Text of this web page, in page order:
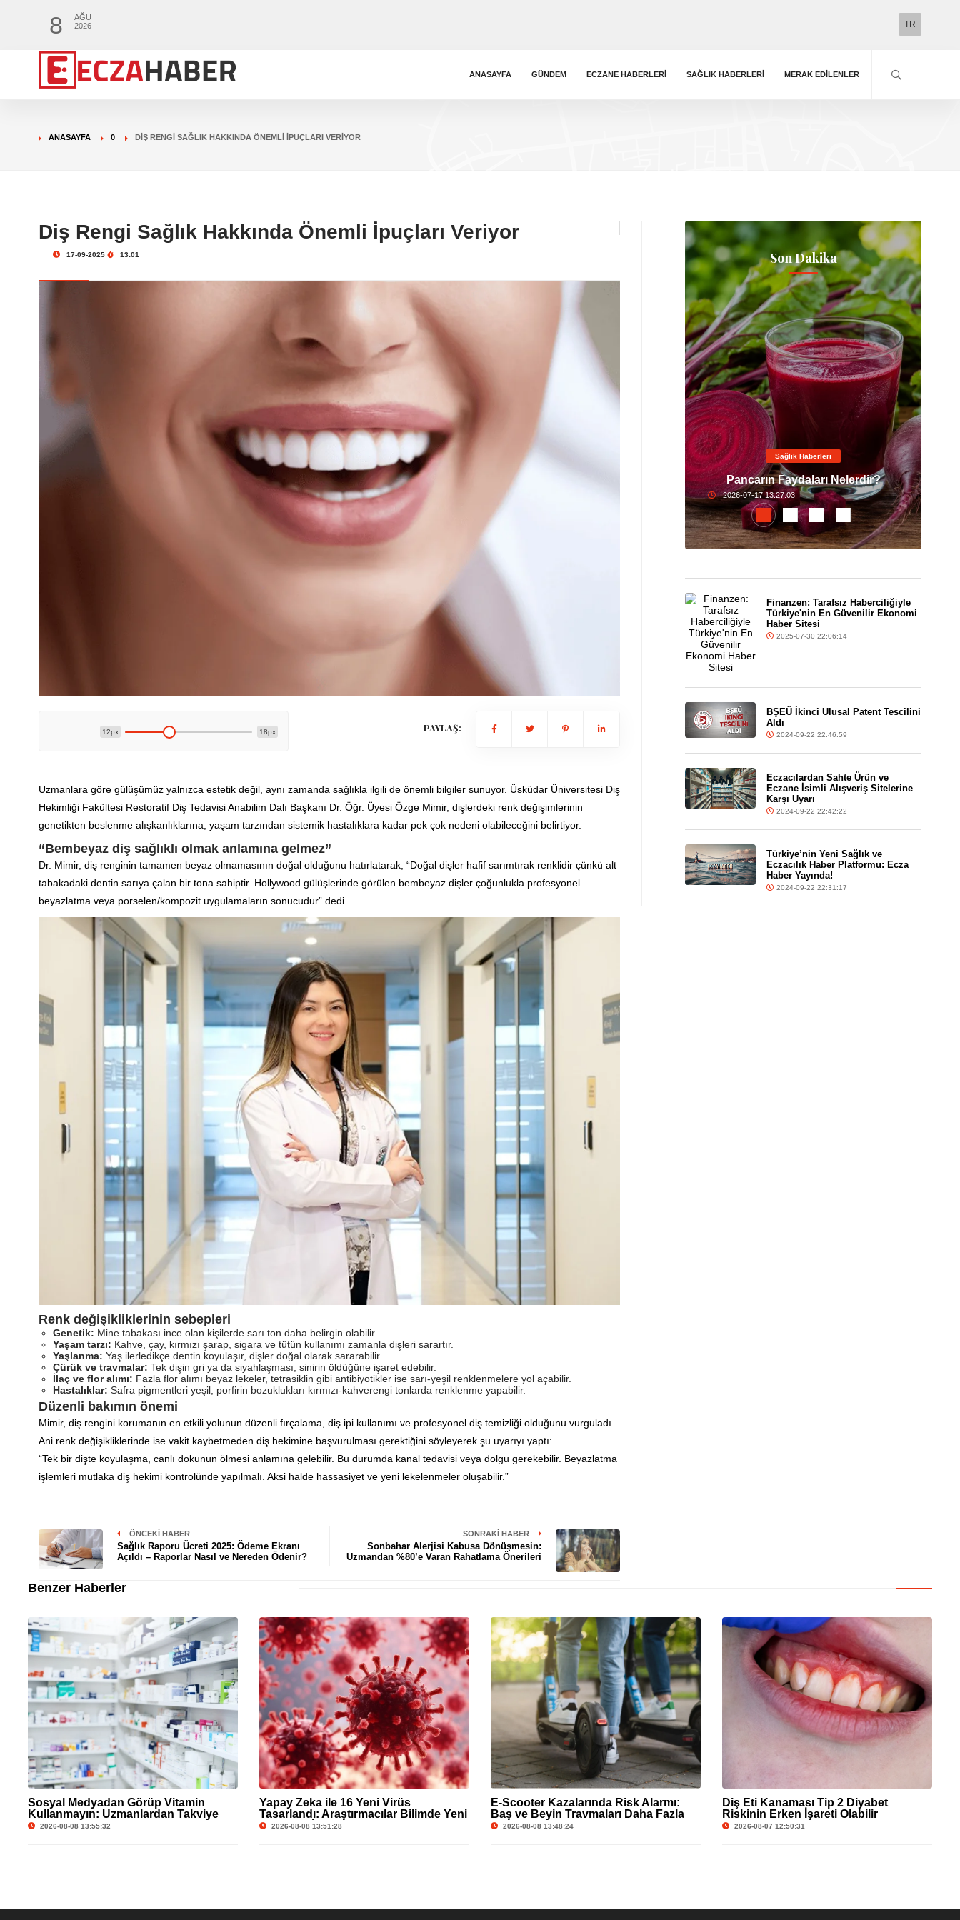
8
AĞU
2026
TR
ANASAYFA GÜNDEM ECZANE HABERLERI SAĞLIK HABERLERI MERAK EDILENLER
ANASAYFA 0 DIŞ RENGI SAĞLIK HAKKINDA ÖNEMLI İPUÇLARI VERIYOR
Diş Rengi Sağlık Hakkında Önemli İpuçları Veriyor
17-09-2025 13:01
12px 18px PAYLAŞ:
Uzmanlara göre gülüşümüz yalnızca estetik değil, aynı zamanda sağlıkla ilgili de önemli bilgiler sunuyor. Üsküdar Üniversitesi Diş
Hekimliği Fakültesi Restoratif Diş Tedavisi Anabilim Dalı Başkanı Dr. Öğr. Üyesi Özge Mimir, dişlerdeki renk değişimlerinin
genetikten beslenme alışkanlıklarına, yaşam tarzından sistemik hastalıklara kadar pek çok nedeni olabileceğini belirtiyor.
“Bembeyaz diş sağlıklı olmak anlamına gelmez”
Dr. Mimir, diş renginin tamamen beyaz olmamasının doğal olduğunu hatırlatarak, “Doğal dişler hafif sarımtırak renklidir çünkü alt
tabakadaki dentin sarıya çalan bir tona sahiptir. Hollywood gülüşlerinde görülen bembeyaz dişler çoğunlukla profesyonel
beyazlatma veya porselen/kompozit uygulamaların sonucudur” dedi.
Renk değişikliklerinin sebepleri
Genetik: Mine tabakası ince olan kişilerde sarı ton daha belirgin olabilir.
Yaşam tarzı: Kahve, çay, kırmızı şarap, sigara ve tütün kullanımı zamanla dişleri sarartır.
Yaşlanma: Yaş ilerledikçe dentin koyulaşır, dişler doğal olarak sararabilir.
Çürük ve travmalar: Tek dişin gri ya da siyahlaşması, sinirin öldüğüne işaret edebilir.
İlaç ve flor alımı: Fazla flor alımı beyaz lekeler, tetrasiklin gibi antibiyotikler ise sarı-yeşil renklenmelere yol açabilir.
Hastalıklar: Safra pigmentleri yeşil, porfirin bozuklukları kırmızı-kahverengi tonlarda renklenme yapabilir.
Düzenli bakımın önemi
Mimir, diş rengini korumanın en etkili yolunun düzenli fırçalama, diş ipi kullanımı ve profesyonel diş temizliği olduğunu vurguladı.
Ani renk değişikliklerinde ise vakit kaybetmeden diş hekimine başvurulması gerektiğini söyleyerek şu uyarıyı yaptı:
“Tek bir dişte koyulaşma, canlı dokunun ölmesi anlamına gelebilir. Bu durumda kanal tedavisi veya dolgu gerekebilir. Beyazlatma
işlemleri mutlaka diş hekimi kontrolünde yapılmalı. Aksi halde hassasiyet ve yeni lekelenmeler oluşabilir.”
ÖNCEKI HABER
Sağlık Raporu Ücreti 2025: Ödeme Ekranı
Açıldı – Raporlar Nasıl ve Nereden Ödenir?
SONRAKI HABER
Sonbahar Alerjisi Kabusa Dönüşmesin:
Uzmandan %80’e Varan Rahatlama Önerileri
Son Dakika
Türkiye Sağlık İnovasyonunda
Bölgesel Merkez Olabilir mi?
2026-06-19 12:27:42
Sağlık Haberleri
Pancarın Faydaları Nelerdir?
2026-07-17 13:27:03
Finanzen: Tarafsız Haberciliğiyle
Türkiye'nin En Güvenilir Ekonomi
Haber Sitesi
2025-07-30 22:06:14
BŞEÜ İkinci Ulusal Patent Tescilini
Aldı
2024-09-22 22:46:59
Eczacılardan Sahte Ürün ve
Eczane İsimli Alışveriş Sitelerine
Karşı Uyarı
2024-09-22 22:42:22
Türkiye’nin Yeni Sağlık ve
Eczacılık Haber Platformu: Ecza
Haber Yayında!
2024-09-22 22:31:17
Benzer Haberler
Sosyal Medyadan Görüp Vitamin
Kullanmayın: Uzmanlardan Takviye
Uyarısı
2026-08-08 13:55:32
Yapay Zeka ile 16 Yeni Virüs
Tasarlandı: Araştırmacılar Bilimde Yeni
Bir Eşiğe İşaret Etti
2026-08-08 13:51:28
E-Scooter Kazalarında Risk Alarmı:
Baş ve Beyin Travmaları Daha Fazla
Görülüyor
2026-08-08 13:48:24
Diş Eti Kanaması Tip 2 Diyabet
Riskinin Erken İşareti Olabilir
2026-08-07 12:50:31